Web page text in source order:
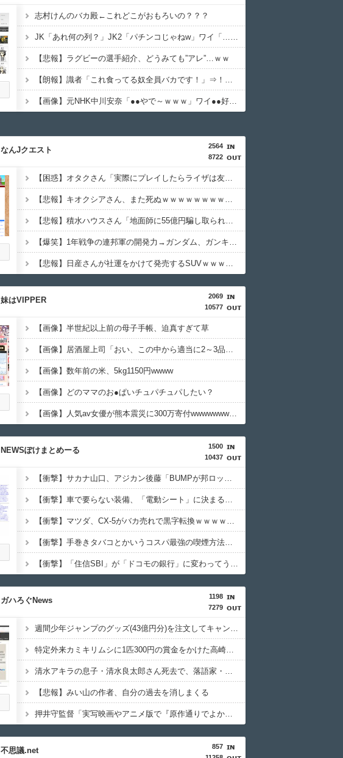
志村けんのバカ殿←これどこがおもろいの？？？
JK「あれ何の列？」JK2「パチンコじゃねw」ワイ「…」⇒ｗｗ
【悲報】ラグビーの選手紹介、どうみても”アレ”…ｗｗ
【朗報】識者「これ食ってる奴全員バカです！」⇒！！！
【画像】元NHK中川安奈「●●やで～ｗｗｗ」ワイ●●好き「…う～ん」
2564
8722
なんJクエスト
【困惑】オタクさん「実際にプレイしたらライザは友達って感じで性的な目では見れないｗ」←これｗｗｗｗｗｗｗｗｗｗ
【悲報】キオクシアさん、また死ぬｗｗｗｗｗｗｗｗｗｗ
【悲報】積水ハウスさん「地面師に55億円騙し取られた…」ワイ「会社滅茶苦茶やろなぁ」ｗｗｗｗｗｗｗｗｗｗ
【爆笑】1年戦争の連邦軍の開発力→ガンダム、ガンキャノン、ガンタンク、ジム、ボールｗｗｗｗｗｗｗｗｗｗ
【悲報】日産さんが社運をかけて発売するSUVｗｗｗｗｗｗｗｗｗｗ
2069
10577
妹はVIPPER
【画像】半世紀以上前の母子手帳、迫真すぎて草
【画像】居酒屋上司「おい、この中から適当に2～3品頼んでおいてくれや」
【画像】数年前の米、5kg1150円wwww
【画像】どのママのお●ぱいチュパチュパしたい？
【画像】人気av女優が熊本震災に300万寄付wwwwwwwwwwww
1500
10437
NEWSぽけまとめーる
【衝撃】サカナ山口、アジカン後藤「BUMPが邦ロックを一変させた」←これｗｗｗｗｗ
【衝撃】車で要らない装備、「電動シート」に決まるｗｗｗｗｗ
【衝撃】マツダ、CX-5がバカ売れで黒字転換ｗｗｗｗｗ(※画像あり)
【衝撃】手巻きタバコとかいうコスパ最強の喫煙方法←これｗｗｗｗｗ
【衝撃】「住信SBI」が「ドコモの銀行」に変わってうんざりしてるやつｗｗｗｗｗ
1198
7279
ガハろぐNews
週間少年ジャンプのグッズ(43億円分)を注文してキャンセルした32歳女が逮捕
特定外来カミキリムシに1匹300円の賞金をかけた高崎市、初日に1170匹持ち込まれる
清水アキラの息子・清水良太郎さん死去で、落語家・柳家小はだが「いじめ」「暴行」被害告発
【悲報】みい山の作者、自分の過去を消しまくる
押井守監督「実写映画やアニメ版で『原作通りでよかった』なんて感想は原作の成功体験を追体験したいだけ」
857
不思議.net